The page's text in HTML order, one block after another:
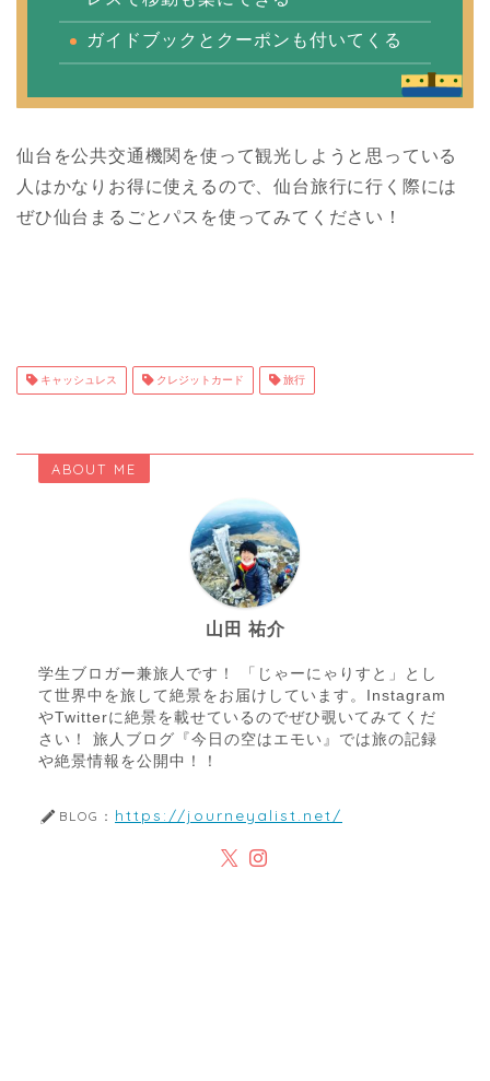
ガイドブックとクーポンも付いてくる
仙台を公共交通機関を使って観光しようと思っている
人はかなりお得に使えるので、仙台旅行に行く際には
ぜひ仙台まるごとパスを使ってみてください！
キャッシュレス クレジットカード 旅行
ABOUT ME
山田 祐介
学生ブロガー兼旅人です！ 「じゃーにゃりすと」とし
て世界中を旅して絶景をお届けしています。Instagram
やTwitterに絶景を載せているのでぜひ覗いてみてくだ
さい！ 旅人ブログ『今日の空はエモい』では旅の記録
や絶景情報を公開中！！
BLOG： https://journeyalist.net/